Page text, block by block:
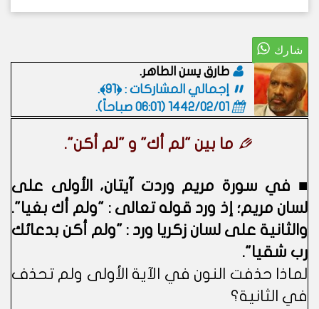
طارق يسن الطاهر.
إجمالي المشاركات : ﴿91﴾.
1442/02/01 (06:01 صباحاً)
.
ما بين "لم أك" و "لم أكن".
■ في سورة مريم وردت آيتان، الأولى على
لسان مريم؛ إذ ورد قوله تعالى : "ولم أك بغيا".
والثانية على لسان زكريا ورد : "ولم أكن بدعائك
رب شقيا".
لماذا حذفت النون في الآية الأولى ولم تحذف
في الثانية؟